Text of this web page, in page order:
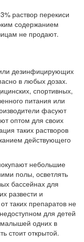
раствор перекиси
содержанием
не продают.
дезинфицирующих
в любых дозах.
спортивных,
питания или
фасуют
оптом для своих
таких растворов
действующего
небольшие
полы, осветлять
бассейнах для
развести и
таких препаратов не
для детей
малышей одних в
стоит открытой.